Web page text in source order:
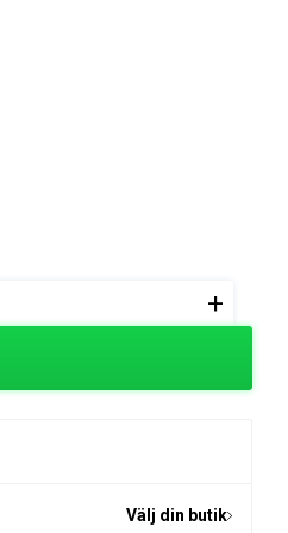
+
Välj din butik